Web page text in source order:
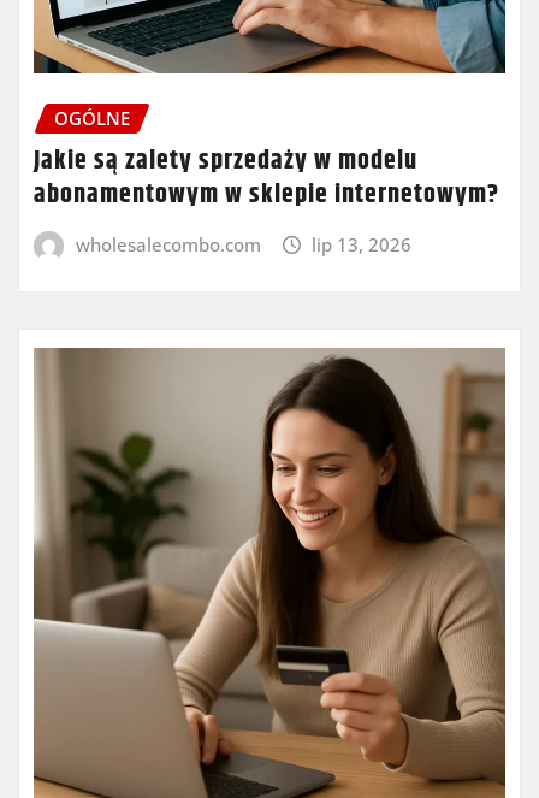
OGÓLNE
Jakie są zalety sprzedaży w modelu
abonamentowym w sklepie internetowym?
wholesalecombo.com lip 13, 2026